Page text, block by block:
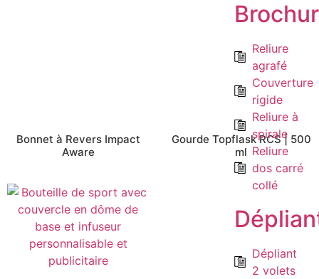
Reliure
agrafé
Couverture
rigide
Reliure à
spirale
Reliure
dos carré
collé
Dépliant
2 volets
Bonnet à Revers Impact
Aware
Gourde Topflask RCS | 500
ml